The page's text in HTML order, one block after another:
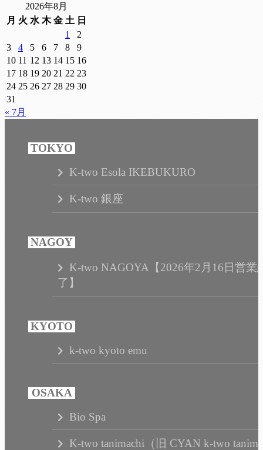
2026年8月
月 火 水 木 金 土 日
1
2
3
4 5 6 7 8
9
10 11 12 13 14 15 16
17 18 19 20 21 22 23
24 25 26 27 28 29 30
31
« 7月
K-two Esola IKEBUKURO
K-two 銀座
K-two NAGOYA【2026年2月16日営業
了】
k-two kyoto emu
Bio Spa
K-two tanimachi（旧 CYAN k-two